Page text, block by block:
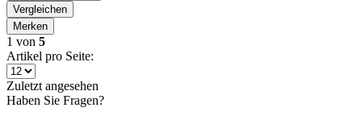
Vergleichen
Merken
1 von 5
Artikel pro Seite:
Zuletzt angesehen
Haben Sie Fragen?